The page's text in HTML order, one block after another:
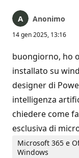
Anonimo
14 gen 2025, 13:16
buongiorno, ho
installato su
designer di
intelligenza
chiedere come
esclusiva di
Microsoft 365 e
Windows